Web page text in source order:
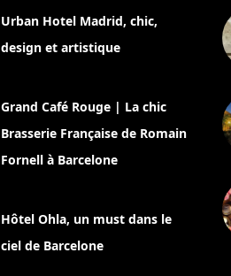
Urban Hotel Madrid, chic,
design et artistique
Grand Café Rouge | La chic
Brasserie Française de Romain
Fornell à Barcelone
Hôtel Ohla, un must dans le
ciel de Barcelone